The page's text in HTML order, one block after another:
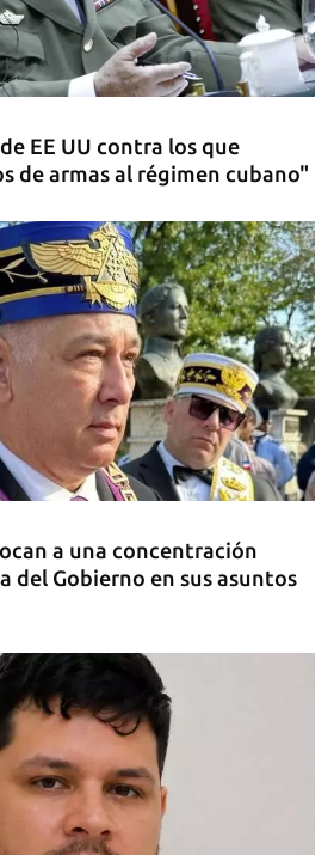
castrista expulsado de
bajo custodia del ICE
EE UU contra los que
de armas al régimen cubano"
a una concentración
del Gobierno en sus asuntos